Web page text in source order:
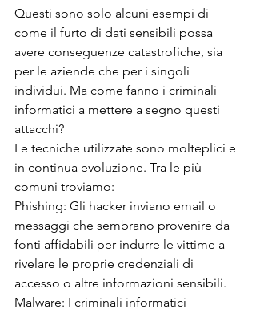
Questi sono solo alcuni esempi di
come il furto di dati sensibili possa
avere conseguenze catastrofiche, sia
per le aziende che per i singoli
individui. Ma come fanno i criminali
informatici a mettere a segno questi
attacchi?
Le tecniche utilizzate sono molteplici e
in continua evoluzione. Tra le più
comuni troviamo:
Phishing: Gli hacker inviano email o
messaggi che sembrano provenire da
fonti affidabili per indurre le vittime a
rivelare le proprie credenziali di
accesso o altre informazioni sensibili.
Malware: I criminali informatici